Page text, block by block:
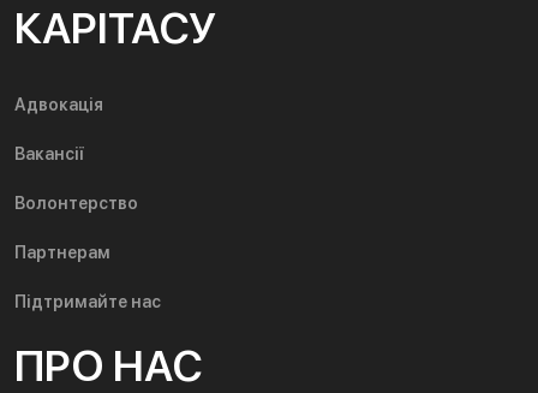
КАРІТАСУ
Адвокація
Вакансії
Волонтерство
Партнерам
Підтримайте нас
ПРО НАС